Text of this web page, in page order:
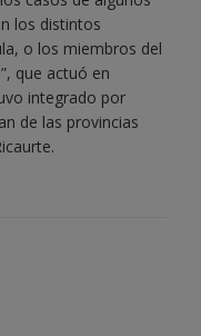
los distintos
o los miembros del
que actuó en
integrado por
de las provincias